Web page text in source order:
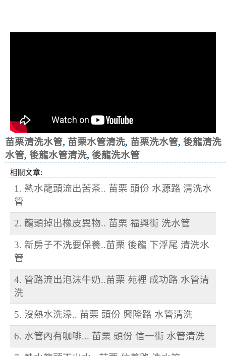
苗栗清洗水管, 苗栗水管清洗, 苗栗洗水管, 後龍清洗
水管, 後龍水管清洗, 後龍洗水管
相關文章:
1. 熱水龍頭流出苦茶.. 苗栗 頭份 水源路 清洗水
管
2. 龍頭掉出橡皮異物.. 苗栗 福興街 洗水管
3. 新房子不洗要保養..苗栗 後龍 下浮尾 清洗水
管
4. 管路流出泡沫牛奶..苗栗 苑裡 成功路 水管清
洗
5. 沒熱水洗澡.. 苗栗 頭份 興隆路 水管清洗
6. 水管內有咖啡... 苗栗 頭份 信一街 水管清洗